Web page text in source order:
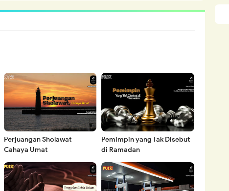
Perjuangan Sholawat
Cahaya Umat
Pemimpin yang Tak Disebut
di Ramadan